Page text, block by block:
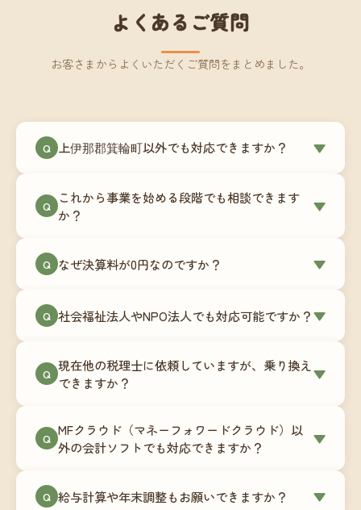
よくあるご質問
お客さまからよくいただくご質問をまとめました。
Q 上伊那郡箕輪町以外でも対応できますか？ ▼
す。Zoomやチャットツールを使ったオンラインで
のやり取りが中心ですので、地域を問わずサポー
地域の事業者さまにご利用いただいています。
Q
これから事業を始める段階でも相談できます
か？
▼
180,000円〜）をご用意しています。事業計画の段
談にも対応しています。
Q なぜ決算料が0円なのですか？ ▼
次で進めています。そのため、決算時に追加の作
リプション型の料金体系を実現しています。年間
コストが事前にわかるので、資金繰りの見通しも
Q 社会福祉法人やNPO法人でも対応可能ですか？▼
は営利法人とは会計基準や監査要件が異なるた
め、別途お見積りとなります。まずはお気軽にご
Q 現在他の税理士に依頼していますが、乗り換え
できますか？
▼
ます。前任の税理士事務所との連携や、過去の帳
簿データの移行もお手伝いします。決算期のタイ
での変更も対応可能です。
Q MFクラウド（マネーフォワードクラウド）以
外の会計ソフトでも対応できますか？
▼
供しています。これから会計ソフトを導入される
Q 給与計算や年末調整もお願いできますか？ ▼